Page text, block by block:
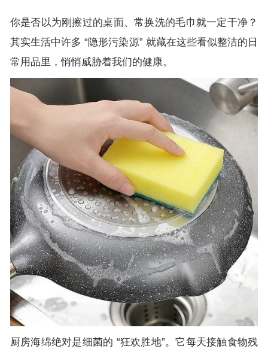
你是否以为刚擦过的桌面、常换洗的毛巾就一定干净？
其实生活中许多 “隐形污染源” 就藏在这些看似整洁的日
常用品里，悄悄威胁着我们的健康。
厨房海绵绝对是细菌的 “狂欢胜地”。它每天接触食物残